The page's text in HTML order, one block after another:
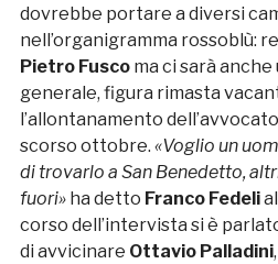
dovrebbe portare a diversi
nell’organigramma rossoblù:
Pietro Fuscoma ci sarà
generale, figura rimasta
l’allontanamento
scorso ottobre. «Voglio un
di trovarlo a San Benedetto,
fuori»ha detto Franco Fedelial
corso dell’intervista si è
di avvicinare Ottavio Palladini